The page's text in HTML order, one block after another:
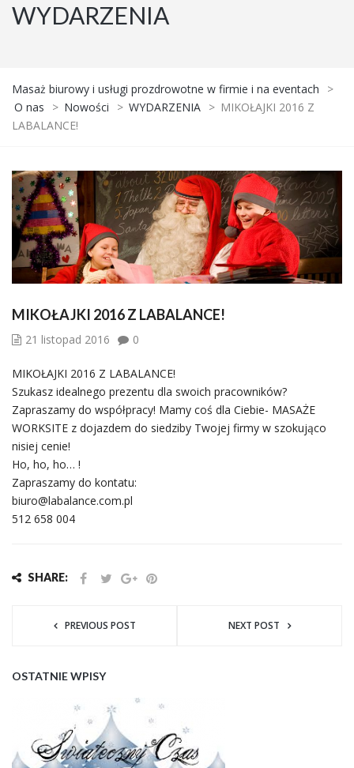
WYDARZENIA
Masaż biurowy i usługi prozdrowotne w firmie i na eventach
>
O nas
> Nowości > WYDARZENIA > MIKOŁAJKI 2016 Z
LABALANCE!
MIKOŁAJKI 2016 Z LABALANCE!
21 listopad 2016 0
MIKOŁAJKI 2016 Z LABALANCE!
Szukasz idealnego prezentu dla swoich pracowników?
Zapraszamy do współpracy! Mamy coś dla Ciebie- MASAŻE
WORKSITE z dojazdem do siedziby Twojej firmy w szokująco
nisiej cenie!
Ho, ho, ho… !
Zapraszamy do kontatu:
biuro@labalance.com.pl
512 658 004
SHARE:
PREVIOUS POST NEXT POST
OSTATNIE WPISY